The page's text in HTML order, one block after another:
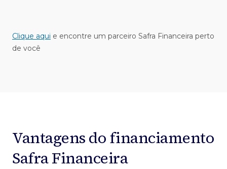
Clique aqui e encontre um parceiro Safra Financeira perto
de você
Vantagens do financiamento
Safra Financeira